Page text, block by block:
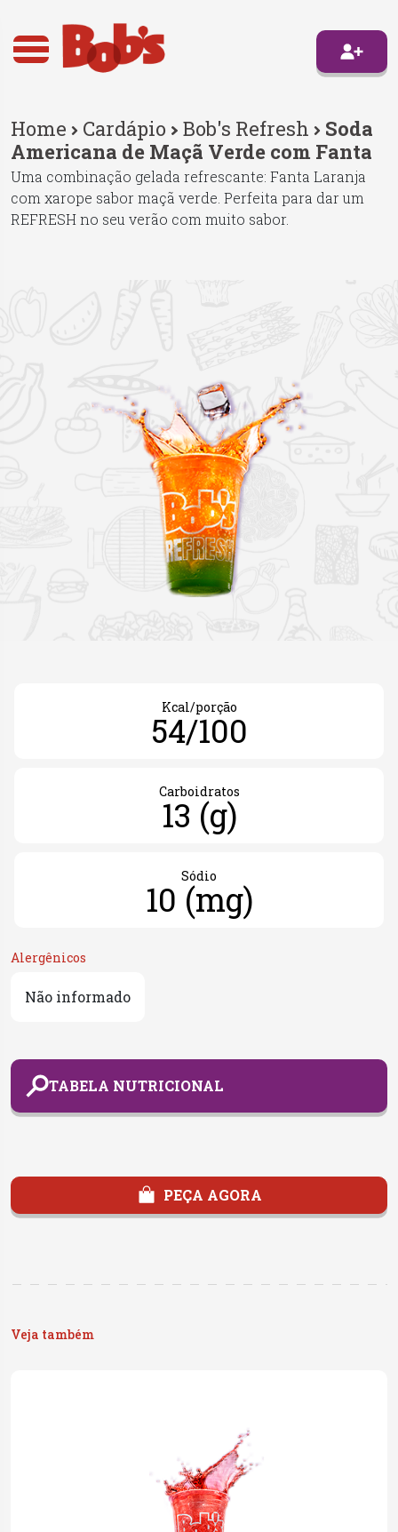
Home Cardápio Bob's Refresh
Soda
Americana de Maçã Verde com Fanta
Uma combinação gelada refrescante: Fanta Laranja
com xarope sabor maçã verde. Perfeita para dar um
REFRESH no seu verão com muito sabor.
Kcal/porção
54/100
Carboidratos
13 (g)
Sódio
10 (mg)
Alergênicos
Não informado
TABELA NUTRICIONAL
PEÇA AGORA
Veja também